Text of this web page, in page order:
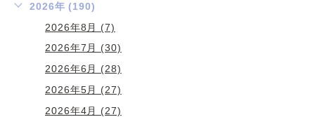
2026年 (190)
2026年8月 (7)
2026年7月 (30)
2026年6月 (28)
2026年5月 (27)
2026年4月 (27)